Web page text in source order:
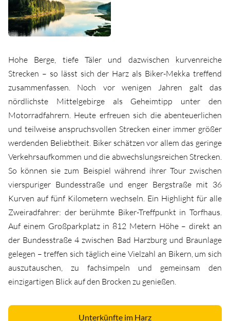
Hohe Berge, tiefe Täler und dazwischen kurvenreiche
Strecken – so lässt sich der Harz als Biker-Mekka treffend
zusammenfassen. Noch vor wenigen Jahren galt das
nördlichste Mittelgebirge als Geheimtipp unter den
Motorradfahrern. Heute erfreuen sich die abenteuerlichen
und teilweise anspruchsvollen Strecken einer immer größer
werdenden Beliebtheit. Biker schätzen vor allem das geringe
Verkehrsaufkommen und die abwechslungsreichen Strecken.
So können sie zum Beispiel während ihrer Tour zwischen
vierspuriger Bundesstraße und enger Bergstraße mit 36
Kurven auf fünf Kilometern wechseln. Ein Highlight für alle
Zweiradfahrer: der berühmte Biker-Treffpunkt in Torfhaus.
Auf einem Großparkplatz in 812 Metern Höhe – direkt an
der Bundesstraße 4 zwischen Bad Harzburg und Braunlage
gelegen – treffen sich täglich eine Vielzahl an Bikern, um sich
auszutauschen, zu fachsimpeln und gemeinsam den
einzigartigen Blick auf den Brocken zu genießen.
Unterkünfte im Harz